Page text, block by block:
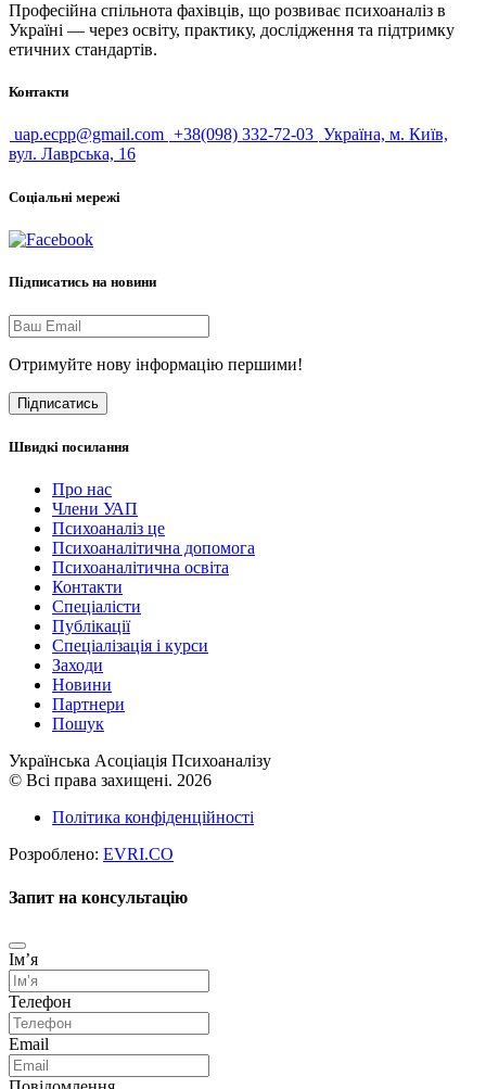
Професійна спільнота фахівців, що розвиває психоаналіз в
Україні — через освіту, практику, дослідження та підтримку
етичних стандартів.
Контакти
uap.ecpp@gmail.com +38(098) 332-72-03 Україна, м. Київ,
вул. Лаврська, 16
Соціальні мережі
Підписатись на новини
Отримуйте нову інформацію першими!
Підписатись
Швидкі посилання
Про нас
Члени УАП
Психоаналіз це
Психоаналітична допомога
Психоаналітична освіта
Контакти
Спеціалісти
Публікації
Cпеціалізація і курси
Заходи
Новини
Партнери
Пошук
Українська Асоціація Психоаналізу
© Всі права захищені. 2026
Політика конфіденційності
Розроблено: EVRI.CO
Запит на консультацію
Імʼя
Телефон
Email